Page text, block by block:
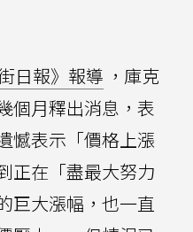
日報》報導 ，庫克
個月釋出消息，表
憾表示「價格上漲
正在「盡最大努力
巨大漲幅，也一直